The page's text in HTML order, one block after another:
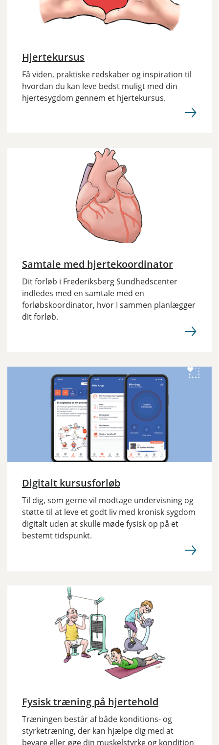
Hjertekursus
Få viden, praktiske redskaber og inspiration til
hvordan du kan leve bedst muligt med din
hjertesygdom gennem et hjertekursus.
Samtale med hjertekoordinator
Dit forløb i Frederiksberg Sundhedscenter
indledes med en samtale med en
forløbskoordinator, hvor I sammen planlægger
dit forløb.
Digitalt kursusforløb
Til dig, som gerne vil modtage undervisning og
støtte til at leve et godt liv med kronisk sygdom
digitalt uden at skulle møde fysisk op på et
bestemt tidspunkt.
Fysisk træning på hjertehold
Træningen består af både konditions- og
styrketræning, der kan hjælpe dig med at
bevare eller øge din muskelstyrke og kondition